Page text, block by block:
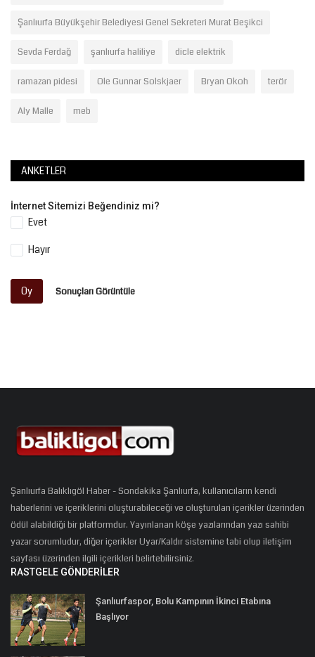
Şanlıurfa Büyükşehir Belediyesi Genel Sekreteri Murat Beşikci
Sevda Ferdağ şanlıurfa haliliye dicle elektrik
ramazan pidesi Ole Gunnar Solskjaer Bryan Okoh terör
Aly Malle meb
ANKETLER
İnternet Sitemizi Beğendiniz mi?
Evet
Hayır
Oy Sonuçları Görüntüle
Şanlıurfa Balıklıgöl Haber - Sondakika Şanlıurfa, kullanıcıların kendi
haberlerini ve içeriklerini oluşturabileceği ve oluşturulan içerikler üzerinden
ödül alabildiği bir platformdur. Yayınlanan köşe yazılarından yazı sahibi
yazar sorumludur, diğer içerikler Uyar/Kaldır sistemine tabi olup iletişim
sayfası üzerinden ilgili içerikleri belirtebilirsiniz.
RASTGELE GÖNDERILER
Şanlıurfaspor, Bolu Kampının İkinci Etabına
Başlıyor